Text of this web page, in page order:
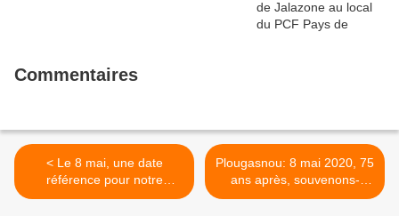
Commentaires
< Le 8 mai, une date
référence pour notre
mémoire collective - par
Plougasnou: 8 mai 2020, 75
ans après, souvenons-
nous... >